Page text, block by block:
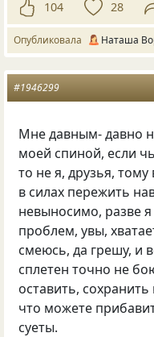
104 28
Опубликовала Наташа
#1946299
Мне давным- давно
моей спиной, если
то не я, друзья,
в силах пережить
невыносимо, разве я
проблем, увы,
смеюсь, да грешу, и
сплетен точно не
оставить,
что можете
суеты.